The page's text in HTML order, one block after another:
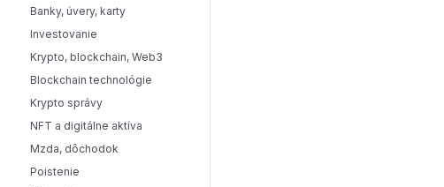
Banky, úvery, karty
Investovanie
Krypto, blockchain, Web3
Blockchain technológie
Krypto správy
NFT a digitálne aktíva
Mzda, dôchodok
Poistenie